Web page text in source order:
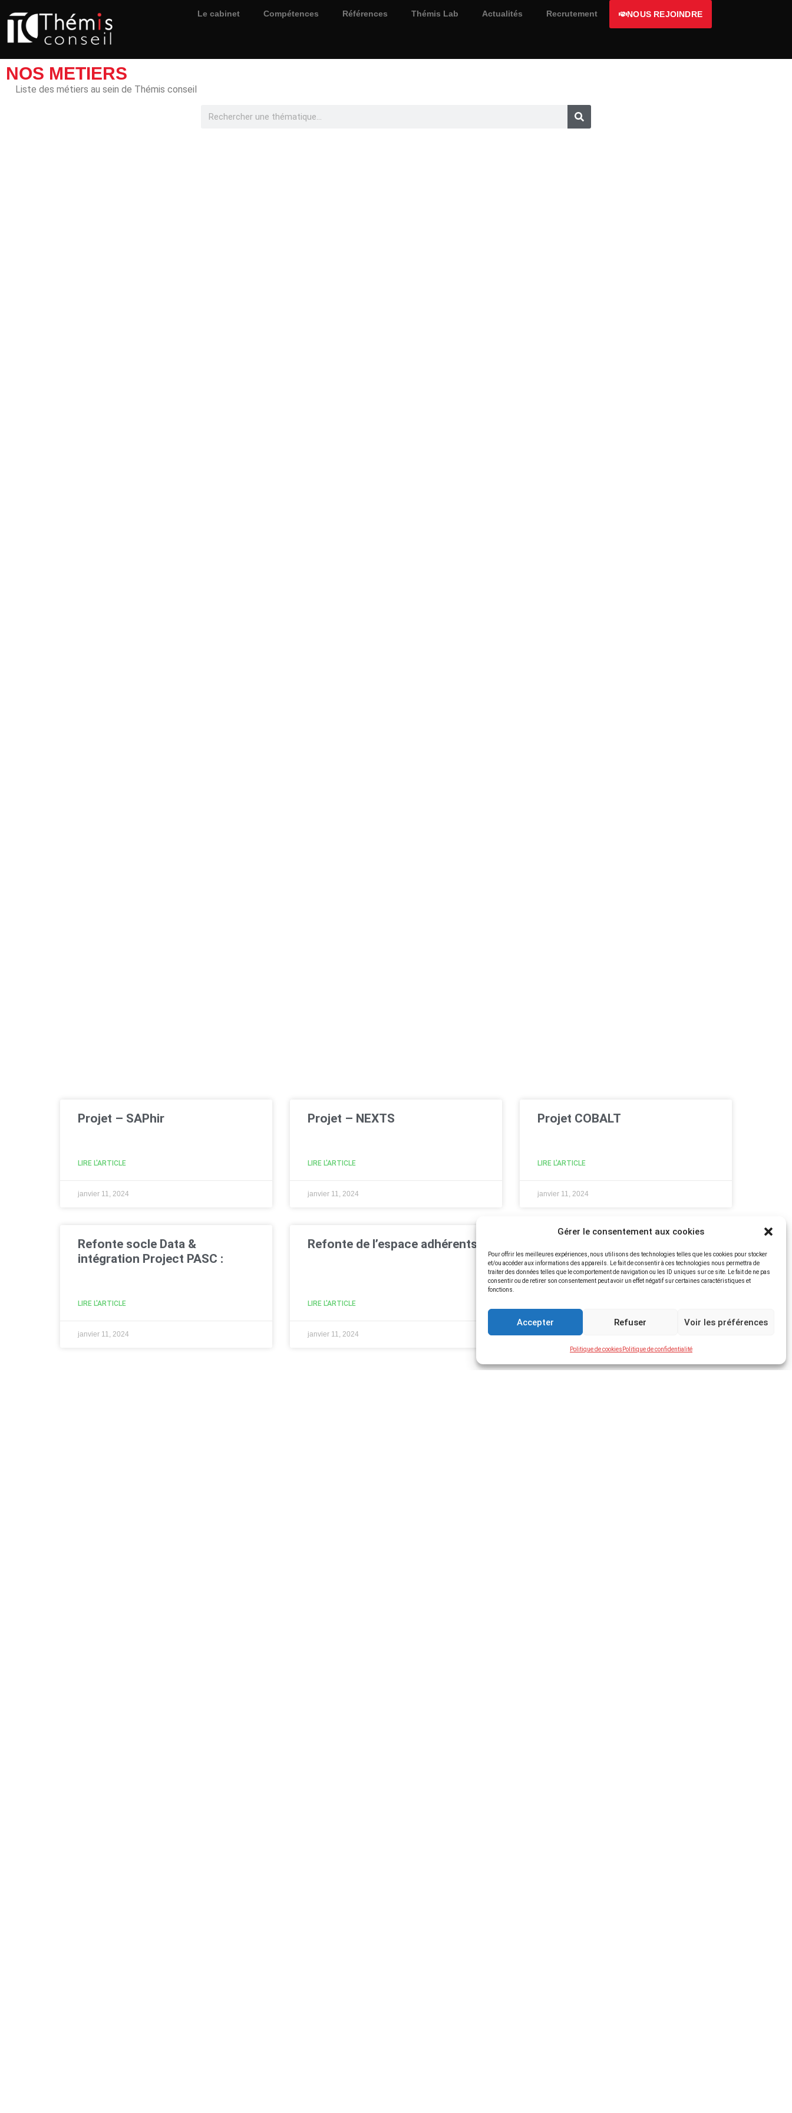
Gérer le consentement aux cookies
Pour offrir les meilleures expériences, nous utilisons des technologies telles que les cookies pour stocker
et/ou accéder aux informations des appareils. Le fait de consentir à ces technologies nous permettra de
traiter des données telles que le comportement de navigation ou les ID uniques sur ce site. Le fait de ne pas
consentir ou de retirer son consentement peut avoir un effet négatif sur certaines caractéristiques et
fonctions.
Accepter Refuser Voir les préférences
Politique de cookies Politique de confidentialité
Le cabinet Compétences Références Thémis Lab Actualités Recrutement NOUS REJOINDRE
NOS METIERS
Liste des métiers au sein de Thémis conseil
Projet – SAPhir​
LIRE L'ARTICLE
janvier 11, 2024
Projet – NEXTS
LIRE L'ARTICLE
janvier 11, 2024
Projet COBALT
LIRE L'ARTICLE
janvier 11, 2024
Refonte socle Data &
intégration Project PASC :​
LIRE L'ARTICLE
janvier 11, 2024
Refonte de l’espace adhérents​
LIRE L'ARTICLE
janvier 11, 2024